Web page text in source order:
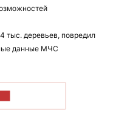
тыс. деревьев, повредил
данные МЧС